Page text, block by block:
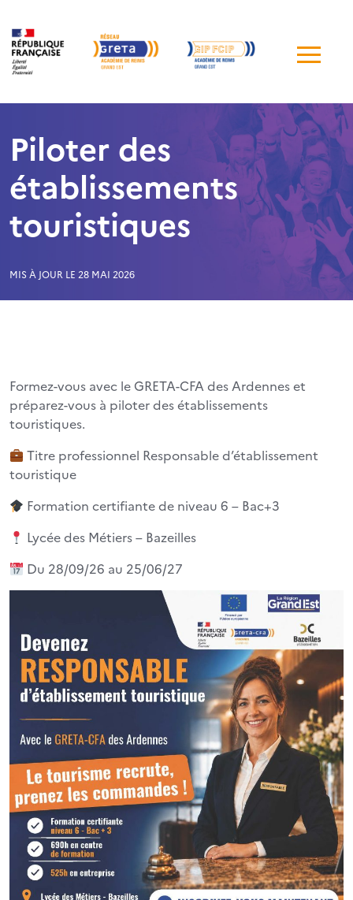
de
Piloter des
établissements
touristiques
MIS À JOUR LE 28 MAI 2026
Formez-vous avec le GRETA-CFA des Ardennes et
préparez-vous à piloter des établissements
touristiques.
Titre professionnel Responsable d’établissement
touristique
Formation certifiante de niveau 6 – Bac+3
Lycée des Métiers – Bazeilles
Du 28/09/26 au 25/06/27